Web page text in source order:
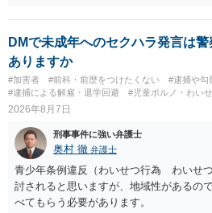
然性は，不特定又は多数の方が認識でき
す。 本件は，車の中という閉鎖された空
多数の方が認識するのは困難な状態です
す。 また，意図的に示そうとする故意が
する車両があると服を着ている（わいせ
ですから，むしろ見られないようにして
査の対象になることはありません。 警察
しょう。 【質問２】 見せようと思ってい
行為から明らかです。したがいまして，
せん。まして，刑罰として罰せられるこ
以上のように犯罪の嫌疑が否定されます
DMで未成年へのセクハラ発言は
ありますか
#加害者 #前科・前歴をつけたくない
#逮捕や勾
#逮捕による解雇・退学回避
#児童ポルノ・わい
2026年8月7日
刑事事件に強い弁護士
奥村 徹 弁護士
青少年条例違反（わいせつ行為 わいせ
討されると思いますが、地域性があるの
べてもらう必要があります。